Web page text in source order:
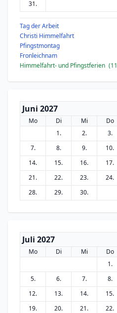
31.
Tag der Arbeit
Christi Himmelfahrt
Pfingstmontag
Fronleichnam
Himmelfahrt- und Pfingstferien (11
Juni 2027
Mo Di Mi Do
1.
2. 3.
7.
8. 9. 10.
14.
15. 16. 17.
21.
22. 23. 24.
28.
29. 30.
Juli 2027
Mo Di Mi Do
1.
5.
6. 7. 8.
12.
13. 14. 15.
19.
20. 21. 22.